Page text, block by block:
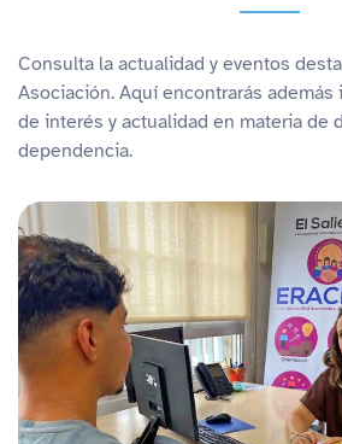
Consulta la actualidad y eventos
Asociación. Aquí encontrarás
de interés y actualidad en materia de
dependencia.